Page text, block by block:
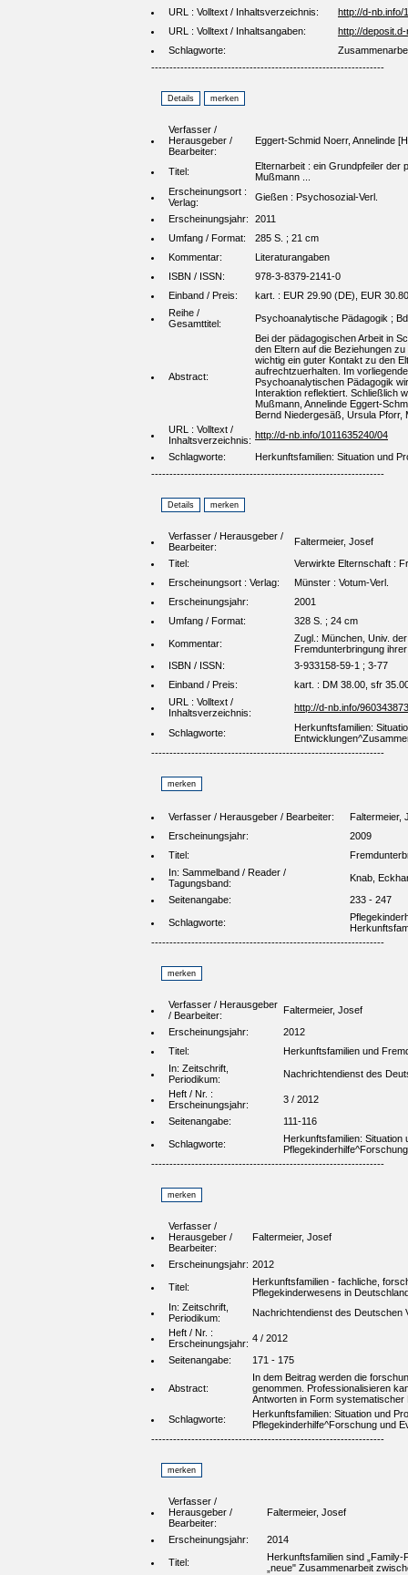
URL : Volltext / Inhaltsverzeichnis:
http://d-nb.info/
URL : Volltext / Inhaltsangaben:
http://
Schlagworte:
----------------------------------------------------------------
Verfasser /
Herausgeber /
Bearbeiter:
Eggert-Schmid Noerr, Annelinde
Titel:
Elternarbeit : ein Grundpfeiler der
Mußmann ...
Erscheinungsort :
Verlag:
Gießen : Psychosozial-Verl.
Erscheinungsjahr:
2011
Umfang / Format:
285 S. ; 21 cm
Kommentar:
Literaturangaben
ISBN / ISSN:
978-3-8379-2141-0
Einband / Preis:
kart. : EUR 29.90 (DE), EUR
Reihe /
Gesamttitel:
Psychoanalytische Pädagogik ;
Abstract:
Bei der pädagogischen Arbeit in
den Eltern auf die Beziehungen
wichtig ein guter Kontakt zu den
aufrechtzuerhalten. Im
Psychoanalytischen Pädagogik
Interaktion reflektiert. Schließlich
Mußmann, Annelinde Eggert-
Bernd Niedergesäß, Ursula Pforr,
URL : Volltext /
Inhaltsverzeichnis: http://d-nb.info/1011635240/04
Schlagworte:
Herkunftsfamilien: Situation und
----------------------------------------------------------------
Verfasser / Herausgeber /
Bearbeiter:
Faltermeier, Josef
Titel:
Verwirkte Elternschaft :
Erscheinungsort : Verlag:
Münster : Votum-Verl.
Erscheinungsjahr:
2001
Umfang / Format:
328 S. ; 24 cm
Kommentar:
Zugl.: München, Univ.
Fremdunterbringung
ISBN / ISSN:
3-933158-59-1 ; 3-77
Einband / Preis:
kart. : DM 38.00, sfr
URL : Volltext /
Inhaltsverzeichnis:
http://d-nb.info/
Schlagworte:
Herkunftsfamilien:
----------------------------------------------------------------
Verfasser / Herausgeber / Bearbeiter:
Faltermeier,
Erscheinungsjahr:
2009
Titel:
In: Sammelband / Reader /
Tagungsband:
Knab,
Seitenangabe:
233 - 247
Schlagworte:
----------------------------------------------------------------
Verfasser / Herausgeber
/ Bearbeiter:
Faltermeier, Josef
Erscheinungsjahr:
2012
Titel:
Herkunftsfamilien und
In: Zeitschrift,
Periodikum:
Nachrichtendienst des
Heft / Nr. :
Erscheinungsjahr:
3 / 2012
Seitenangabe:
111-116
Schlagworte:
Herkunftsfamilien:
----------------------------------------------------------------
Verfasser /
Herausgeber /
Bearbeiter:
Faltermeier, Josef
Erscheinungsjahr: 2012
Titel:
Herkunftsfamilien - fachliche,
Pflegekinderwesens in
In: Zeitschrift,
Periodikum:
Nachrichtendienst des Deutschen
Heft / Nr. :
Erscheinungsjahr: 4 / 2012
Seitenangabe:
171 - 175
Abstract:
In dem Beitrag werden die
genommen. Professionalisieren
Antworten in Form
Schlagworte:
Herkunftsfamilien: Situation und
Pflegekinderhilfe^Forschung und
----------------------------------------------------------------
Verfasser /
Herausgeber /
Bearbeiter:
Faltermeier, Josef
Erscheinungsjahr: 2014
Titel:
Herkunftsfamilien sind
„neue" Zusammenarbeit